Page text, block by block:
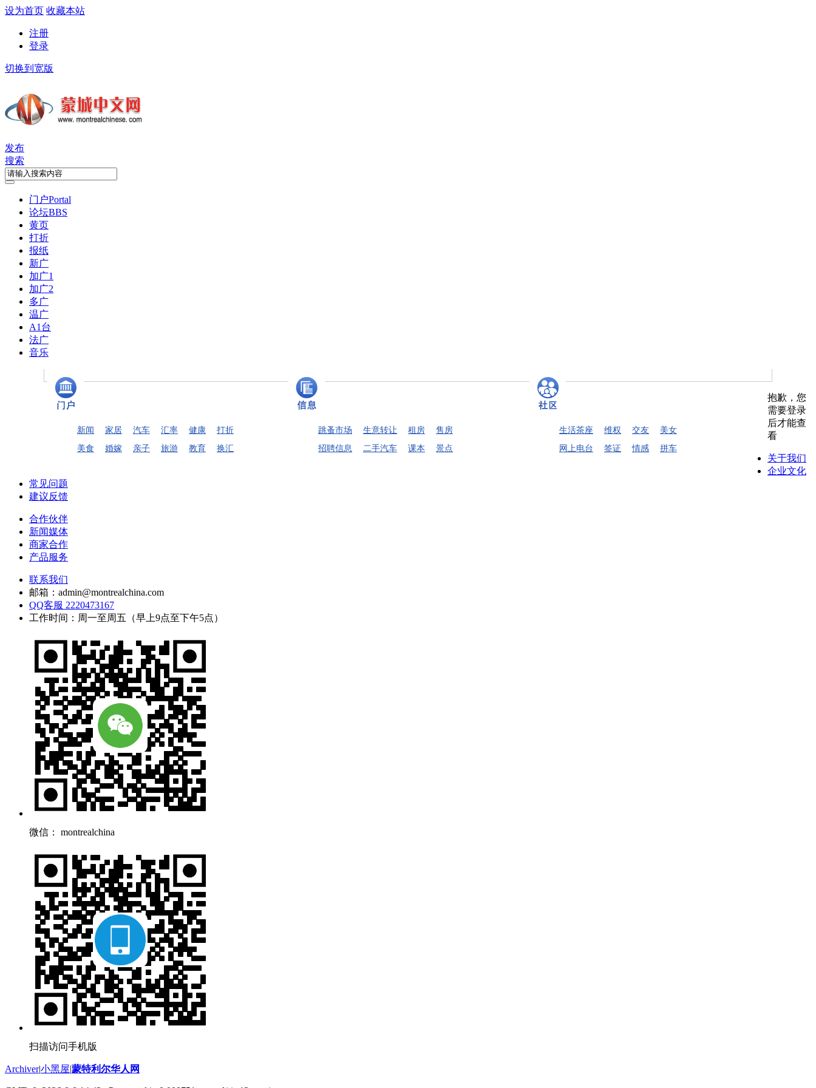
设为首页 收藏本站
注册
登录
切换到宽版
发布
搜索
门户Portal
论坛BBS
黄页
打折
报纸
新广
加广1
加广2
多广
温广
A1台
法广
音乐
新闻 家居 汽车 汇率 健康
打折
美食
婚嫁 亲子 旅游 教育 换汇
跳蚤市场 生意转让 租房
售房
招聘信息
二手汽车 课本 景点
生活茶座 维权 交友
美女
网上电台
签证 情感 拼车
抱歉，您
需要登录
后才能查
看
关于我们
企业文化
常见问题
建议反馈
合作伙伴
新闻媒体
商家合作
产品服务
联系我们
邮箱：admin@montrealchina.com
QQ客服 2220473167
工作时间：周一至周五（早上9点至下午5点）
微信： montrealchina
扫描访问手机版
Archiver|小黑屋|蒙特利尔华人网